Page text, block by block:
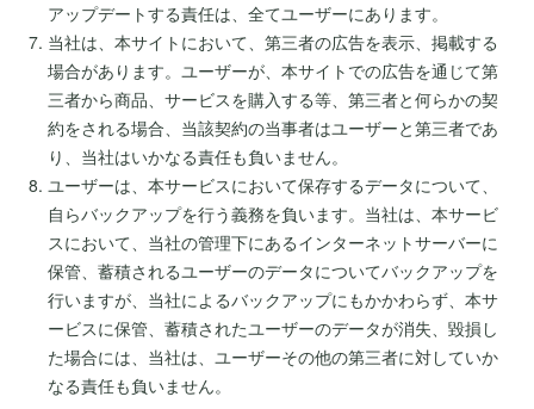
アップデートする責任は、全てユーザーにあります。
当社は、本サイトにおいて、第三者の広告を表示、掲載する
場合があります。ユーザーが、本サイトでの広告を通じて第
三者から商品、サービスを購入する等、第三者と何らかの契
約をされる場合、当該契約の当事者はユーザーと第三者であ
り、当社はいかなる責任も負いません。
ユーザーは、本サービスにおいて保存するデータについて、
自らバックアップを行う義務を負います。当社は、本サービ
スにおいて、当社の管理下にあるインターネットサーバーに
保管、蓄積されるユーザーのデータについてバックアップを
行いますが、当社によるバックアップにもかかわらず、本サ
ービスに保管、蓄積されたユーザーのデータが消失、毀損し
た場合には、当社は、ユーザーその他の第三者に対していか
なる責任も負いません。